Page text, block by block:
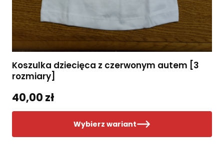
Koszulka dziecięca z czerwonym autem [3
rozmiary]
40,00 zł
Wybierz wariant